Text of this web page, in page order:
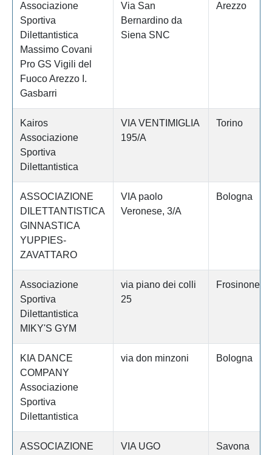
Associazione
Sportiva
Dilettantistica
Massimo Covani
Pro GS Vigili del
Fuoco Arezzo I.
Gasbarri
Via San
Bernardino da
Siena SNC
Arezzo
Kairos
Associazione
Sportiva
Dilettantistica
VIA VENTIMIGLIA
195/A
Torino
ASSOCIAZIONE
DILETTANTISTICA
GINNASTICA
YUPPIES-
ZAVATTARO
VIA paolo
Veronese, 3/A
Bologna
Associazione
Sportiva
Dilettantistica
MIKY'S GYM
via piano dei colli
25
Frosinone
KIA DANCE
COMPANY
Associazione
Sportiva
Dilettantistica
via don minzoni Bologna
ASSOCIAZIONE
VIA UGO
Savona